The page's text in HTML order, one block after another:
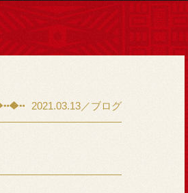
2021.03.13／ブログ